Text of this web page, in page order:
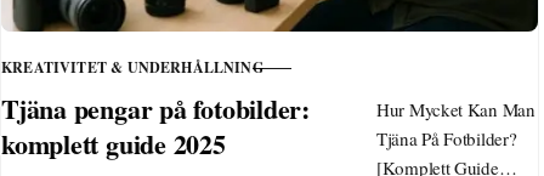
KATEGORI
KREATIVITET & UNDERHÅLLNING
Tjäna pengar på fotobilder:
komplett guide 2025
Hur Mycket Kan Man
Tjäna På Fotbilder?
[Komplett Guide